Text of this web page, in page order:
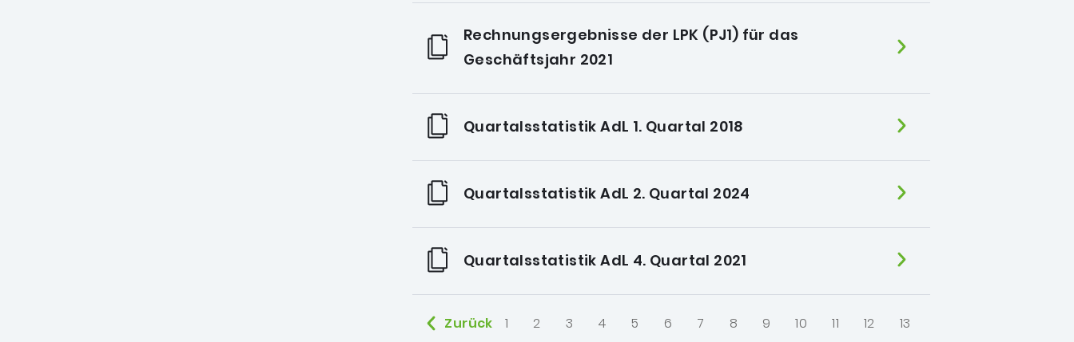
Rechnungsergebnisse der LPK (PJ1) für das
Geschäftsjahr 2021
Quartalsstatistik AdL 1. Quartal 2018
Quartalsstatistik AdL 2. Quartal 2024
Quartalsstatistik AdL 4. Quartal 2021
Zurück 1 2 3 4 5 6 7 8 9 10 11 12 13